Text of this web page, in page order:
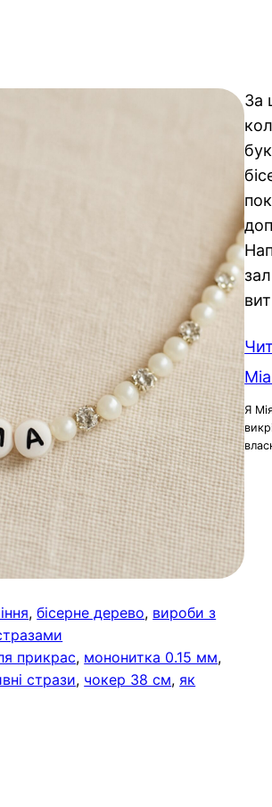
, бісерне дерево, вироби з
прикрас, мононитка 0.15 мм
стрази, чокер 38 см, як
За
Я